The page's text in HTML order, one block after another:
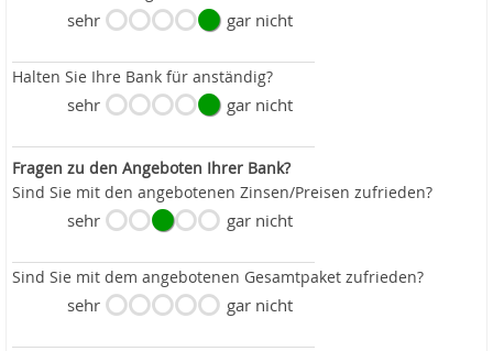
sehr gar nicht
Halten Sie Ihre Bank für anständig?
sehr gar nicht
Fragen zu den Angeboten Ihrer Bank?
Sind Sie mit den angebotenen Zinsen/Preisen zufrieden?
sehr gar nicht
Sind Sie mit dem angebotenen Gesamtpaket zufrieden?
sehr gar nicht